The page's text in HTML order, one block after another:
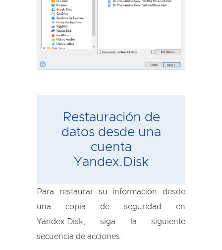
Restauración de
datos desde una
cuenta
Yandex.Disk
Para restaurar su información desde
una copia de seguridad en
Yandex.Disk, siga la siguiente
secuencia de acciones: